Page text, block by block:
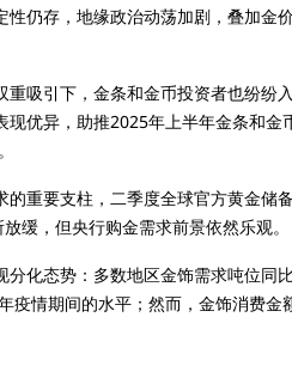
性仍存，地缘政治动荡加剧，叠加金
重吸引下，金条和金币投资者也纷纷
现优异，助推2025年上半年金条和金
的重要支柱，二季度全球官方黄金储
缓，但央行购金需求前景依然乐观。
分化态势：多数地区金饰需求吨位同
疫情期间的水平；然而，金饰消费金